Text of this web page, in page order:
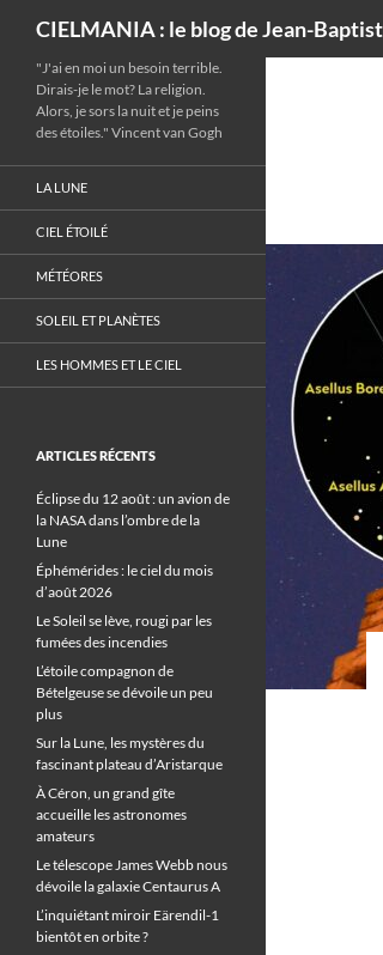
CIELMANIA : le blog de Jean-
"J'ai en moi un besoin terrible.
Dirais-je le mot? La religion.
Alors, je sors la nuit et je peins
des étoiles." Vincent van Gogh
LA LUNE
CIEL ÉTOILÉ
MÉTÉORES
SOLEIL ET PLANÈTES
LES HOMMES ET LE CIEL
ARTICLES RÉCENTS
Éclipse du 12 août : un avion de
la NASA dans l’ombre de la
Lune
Éphémérides : le ciel du mois
d’août 2026
Le Soleil se lève, rougi par les
fumées des incendies
L’étoile compagnon de
Bételgeuse se dévoile un peu
plus
Sur la Lune, les mystères du
fascinant plateau d’Aristarque
À Céron, un grand gîte
accueille les astronomes
amateurs
Le télescope James Webb nous
dévoile la galaxie Centaurus A
L’inquiétant miroir Eärendil-1
bientôt en orbite ?